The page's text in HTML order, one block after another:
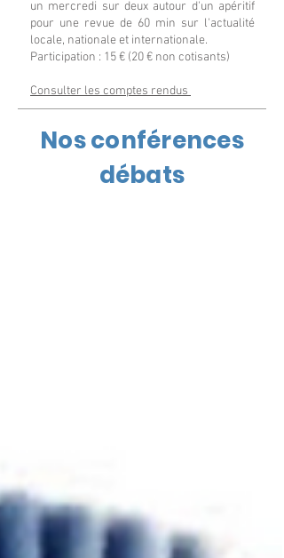
un mercredi sur deux autour d'un apéritif
pour une revue de 60 min sur l'actualité
locale, nationale et internationale.
Participation : 15 € (20 € non cotisants)
Consulter les comptes rendus
Nos conférences
débats